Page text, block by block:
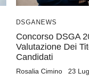
DSGA NEWS
Concorso DSGA
Valutazione Dei
Candidati
Rosalia Cimino 23